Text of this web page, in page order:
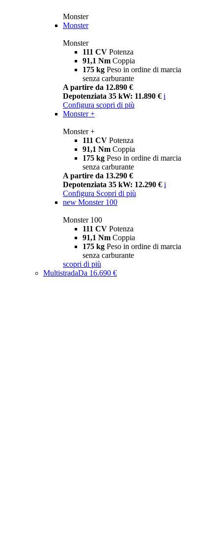
Monster
Monster
Monster
111 CV Potenza
91,1 Nm Coppia
175 kg Peso in ordine di marcia
senza carburante
A partire da 12.890 €
Depotenziata 35 kW: 11.890 € i
Configura scopri di più
Monster +
Monster +
111 CV Potenza
91,1 Nm Coppia
175 kg Peso in ordine di marcia
senza carburante
A partire da 13.290 €
Depotenziata 35 kW: 12.290 € i
Configura Scopri di più
new Monster 100
Monster 100
111 CV Potenza
91,1 Nm Coppia
175 kg Peso in ordine di marcia
senza carburante
scopri di più
MultistradaDa 16.690 €